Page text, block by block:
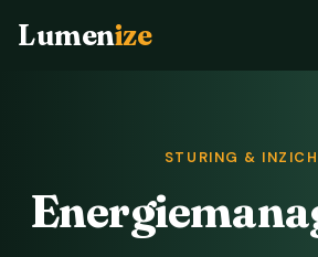
Lumenize
STURING &